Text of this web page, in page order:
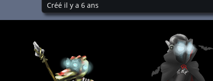
Créé il y a 6 ans